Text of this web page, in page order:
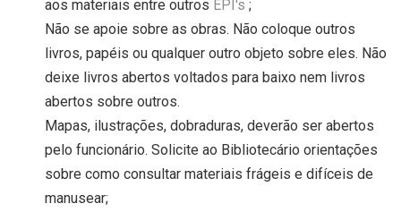
aos materiais entre outros EPI's ;
Não se apoie sobre as obras. Não coloque outros
livros, papéis ou qualquer outro objeto sobre eles. Não
deixe livros abertos voltados para baixo nem livros
abertos sobre outros.
Mapas, ilustrações, dobraduras, deverão ser abertos
pelo funcionário. Solicite ao Bibliotecário orientações
sobre como consultar materiais frágeis e difíceis de
manusear;